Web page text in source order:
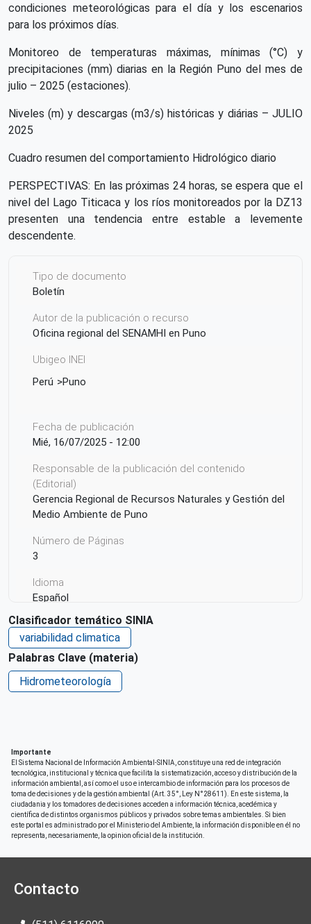
condiciones meteorológicas para el día y los escenarios
para los próximos días.
Monitoreo de temperaturas máximas, mínimas (°C) y
precipitaciones (mm) diarias en la Región Puno del mes de
julio – 2025 (estaciones).
Niveles (m) y descargas (m3/s) históricas y diárias – JULIO
2025
Cuadro resumen del comportamiento Hidrológico diario
PERSPECTIVAS: En las próximas 24 horas, se espera que el
nivel del Lago Titicaca y los ríos monitoreados por la DZ13
presenten una tendencia entre estable a levemente
descendente.
Tipo de documento
Boletín
Autor de la publicación o recurso
Oficina regional del SENAMHI en Puno
Ubigeo INEI
Perú
Puno
Fecha de publicación
Mié, 16/07/2025 - 12:00
Responsable de la publicación del contenido
(Editorial)
Gerencia Regional de Recursos Naturales y Gestión del
Medio Ambiente de Puno
Número de Páginas
3
Idioma
Español
Ciudad de Origen
Puno
País de origen de la Publicación o Recurso
Perú
Derechos de acceso
Acceso irrestricto a todo su contenido
Repositorio de origen
SIAR Puno
Clasificador temático SINIA
variabilidad climatica
Palabras Clave (materia)
Hidrometeorología
Importante
El Sistema Nacional de Información Ambiental-SINIA, constituye una red de integración
tecnológica, institucional y técnica que facilita la sistematización, acceso y distribución de la
información ambiental, así como el uso e intercambio de información para los procesos de
toma de decisiones y de la gestión ambiental (Art. 35°, Ley N°28611). En este sistema, la
ciudadania y los tomadores de decisiones acceden a información técnica, acedémica y
científica de distintos organismos públicos y privados sobre temas ambientales. Si bien
este portal es administrado por el Ministerio del Ambiente, la información disponible en él no
representa, necesariamente, la opinion oficial de la institución.
Contacto